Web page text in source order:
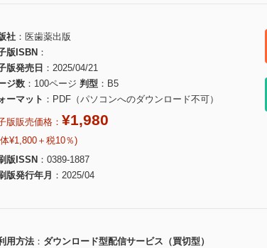
社
医歯薬出版
版ISBN
版発売日
2025/04/21
ジ数
100ページ 判型
B5
ーマット
PDF（パソコンへのダウンロード不可）
版販売価格： ¥1,980
¥1,800＋税10％)
版ISSN
0389-1887
版発行年月
2025/04
用方法
ダウンロード型配信サービス（買切型）